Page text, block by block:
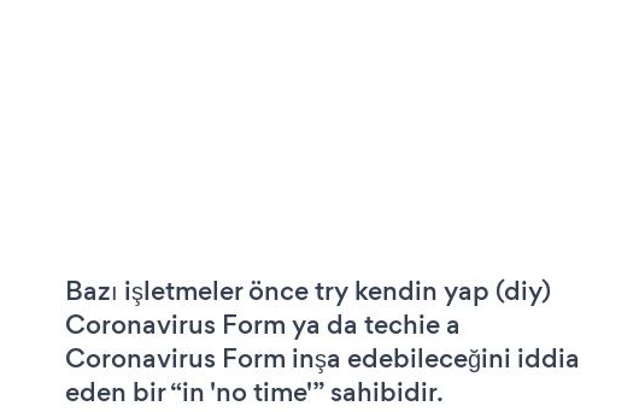
Bazı işletmeler önce try kendin yap (diy)
Coronavirus Form ya da techie a
Coronavirus Form inşa edebileceğini iddia
eden bir “in 'no time'” sahibidir.